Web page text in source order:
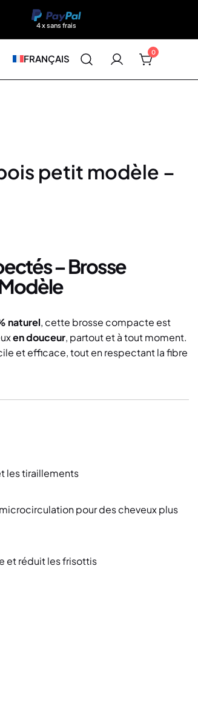
4 x sans frais
FRANÇAIS
0
petit modèle –
– Brosse
naturel, cette brosse compacte est
en douceur, partout et à tout moment.
et efficace, tout en respectant la fibre
les tiraillements
pour des cheveux plus
et réduit les frisottis